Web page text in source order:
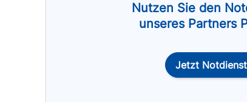
Nutzen Sie den
unseres Partners
Jetzt